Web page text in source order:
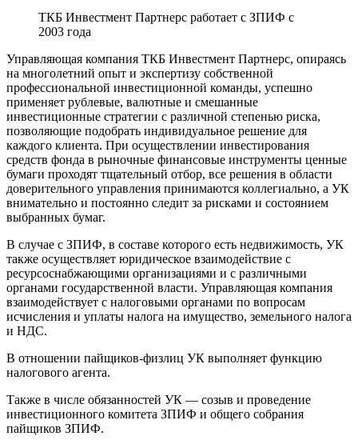
ТКБ Инвестмент Партнерс работает с ЗПИФ с
2003 года
Управляющая компания ТКБ Инвестмент Партнерс, опираясь
на многолетний опыт и экспертизу собственной
профессиональной инвестиционной команды, успешно
применяет рублевые, валютные и смешанные
инвестиционные стратегии с различной степенью риска,
позволяющие подобрать индивидуальное решение для
каждого клиента. При осуществлении инвестирования
средств фонда в рыночные финансовые инструменты ценные
бумаги проходят тщательный отбор, все решения в области
доверительного управления принимаются коллегиально, а УК
внимательно и постоянно следит за рисками и состоянием
выбранных бумаг.
В случае с ЗПИФ, в составе которого есть недвижимость, УК
также осуществляет юридическое взаимодействие с
ресурсоснабжающими организациями и с различными
органами государственной власти. Управляющая компания
взаимодействует с налоговыми органами по вопросам
исчисления и уплаты налога на имущество, земельного налога
и НДС.
В отношении пайщиков-физлиц УК выполняет функцию
налогового агента.
Также в числе обязанностей УК — созыв и проведение
инвестиционного комитета ЗПИФ и общего собрания
пайщиков ЗПИФ.